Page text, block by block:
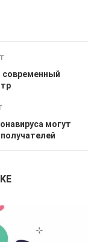
современный
могут